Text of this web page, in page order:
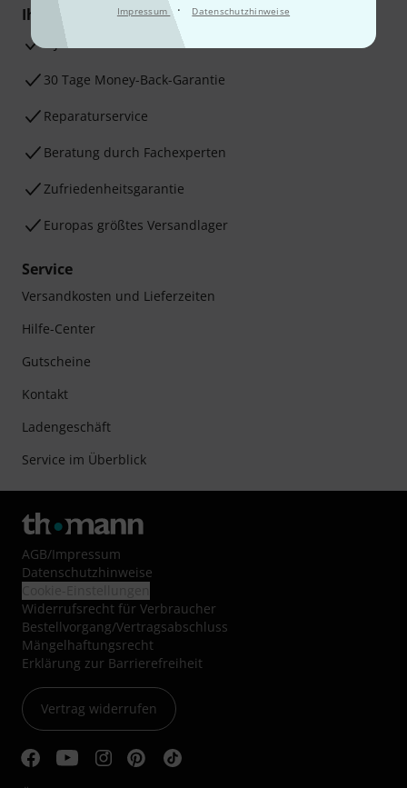
Impressum · Datenschutzhinweise
Ihre Vorteile
3 Jahre Thomann Garantie
30 Tage Money-Back-Garantie
Reparaturservice
Beratung durch Fachexperten
Zufriedenheitsgarantie
Europas größtes Versandlager
Service
Versandkosten und Lieferzeiten
Hilfe-Center
Gutscheine
Kontakt
Ladengeschäft
Service im Überblick
AGB/Impressum
Datenschutzhinweise
Widerrufsrecht für Verbraucher
Bestellvorgang/Vertragsabschluss
Mängelhaftungsrecht
Erklärung zur Barrierefreiheit
Vertrag widerrufen